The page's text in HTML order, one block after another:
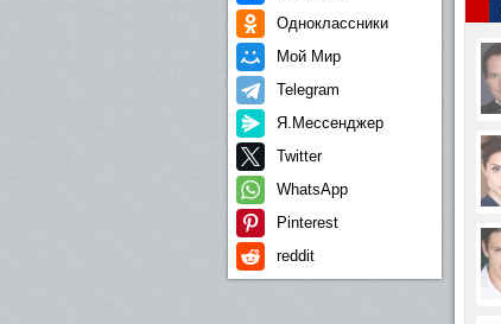
Одноклассники
Мой Мир
Telegram
Я.Мессенджер
Twitter
WhatsApp
Pinterest
reddit